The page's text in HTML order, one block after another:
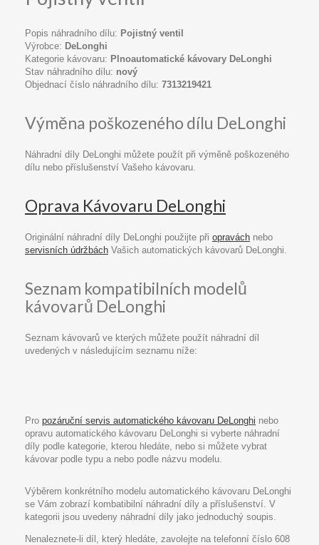
Popis náhradního dílu: Pojistný ventil
Výrobce: DeLonghi
Kategorie kávovaru: Plnoautomatické kávovary DeLonghi
Stav náhradního dílu: nový
Objednací číslo náhradního dílu: 7313219421
Výměna poškozeného dílu DeLonghi
Náhradní díly DeLonghi můžete použít při výměně poškozeného
dílu nebo příslušenství Vašeho kávovaru.
Oprava Kávovaru DeLonghi
Originální náhradní díly DeLonghi použijte při opravách nebo
servisních údržbách Vašich automatických kávovarů DeLonghi.
Seznam kompatibilních modelů
kávovarů DeLonghi
Seznam kávovarů ve kterých můžete použít náhradní díl
uvedených v následujícím seznamu níže:
Pro pozáruční servis automatického kávovaru DeLonghi nebo
opravu automatického kávovaru DeLonghi si vyberte náhradní
díly podle kategorie, kterou hledáte, nebo si můžete vybrat
kávovar podle typu a nebo podle názvu modelu.
Výběrem konkrétního modelu automatického kávovaru DeLonghi
se Vám zobrazí kombatibilní náhradní díly a příslušenství. V
kategorii jsou uvedeny náhradní díly jako jednoduchý soupis.
Nenaleznete-li díl, který hledáte, zavolejte na telefonní číslo 608